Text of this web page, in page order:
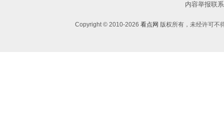
内容举报联
Copyright © 2010-2026 看点网 版权所有，未经许可不